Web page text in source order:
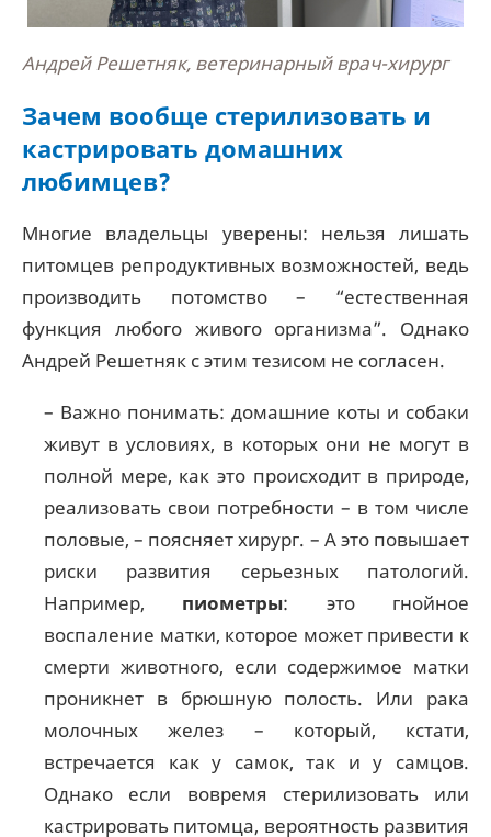
Андрей Решетняк, ветеринарный врач-хирург
Зачем вообще стерилизовать и
кастрировать домашних
любимцев?
Многие владельцы уверены: нельзя лишать
питомцев репродуктивных возможностей, ведь
производить потомство – “естественная
функция любого живого организма”. Однако
Андрей Решетняк с этим тезисом не согласен.
– Важно понимать: домашние коты и собаки
живут в условиях, в которых они не могут в
полной мере, как это происходит в природе,
реализовать свои потребности – в том числе
половые, – поясняет хирург. – А это повышает
риски развития серьезных патологий.
Например, пиометры: это гнойное
воспаление матки, которое может привести к
смерти животного, если содержимое матки
проникнет в брюшную полость. Или рака
молочных желез – который, кстати,
встречается как у самок, так и у самцов.
Однако если вовремя стерилизовать или
кастрировать питомца, вероятность развития